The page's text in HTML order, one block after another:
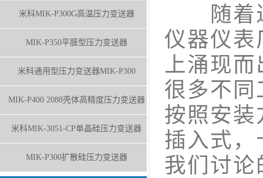
米科MIK-P300G高温压力变送器
MIK-P350平膜型压力变送器
米科通用型压力变送器MIK-P300
MIK-P400 2088壳体高精度压力变送器
米科MIK-3051-CP单晶硅压力变送器
MIK-P300扩散硅压力变送器
随着近
仪器仪表
上涌现
很多不同
按照安装
插入式，
我们讨